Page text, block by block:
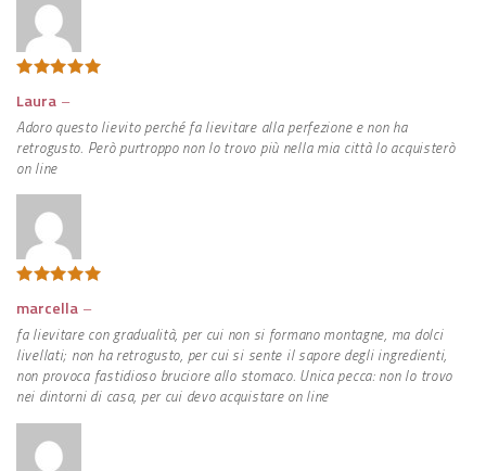
su 5
Laura –
Adoro questo lievito perché fa lievitare alla perfezione e non ha
retrogusto. Però purtroppo non lo trovo più nella mia città lo acquisterò
on line
su 5
marcella –
fa lievitare con gradualità, per cui non si formano montagne, ma dolci
livellati; non ha retrogusto, per cui si sente il sapore degli ingredienti,
non provoca fastidioso bruciore allo stomaco. Unica pecca: non lo trovo
nei dintorni di casa, per cui devo acquistare on line